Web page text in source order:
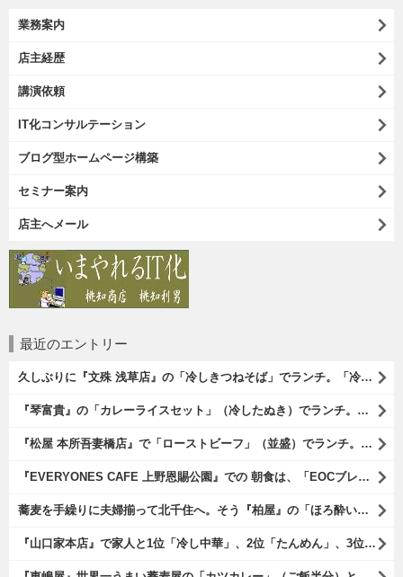
業務案内
店主経歴
講演依頼
IT化コンサルテーション
ブログ型ホームページ構築
セミナー案内
店主へメール
最近のエントリー
久しぶりに『文殊 浅草店』の「冷しきつねそば」でランチ。「冷しきつめそば」のうまさは甘さである。 あたしは思い出していたのだ。この甘さのせいで「きつねそば」を敬遠していたのか、と。 でも、うまかったのだよ（笑）。（文殊 浅草店：浅草一丁目：浅草地下街）
『琴富貴』の「カレーライスセット」（冷したぬき）でランチ。所謂「蕎麦屋のカレー」と『琴富貴』の夏の定番「冷したぬき」である。勿論、これはダブルでうまいのだよ（笑）。（琴富貴：墨田区吾妻橋1）
『松屋 本所吾妻橋店』で「ローストビーフ」（並盛）でランチ。「ローストビーフ」は2つのソースが掛かっている。オリジナルソースとレフォールソースだ。 はたしていかなるものなのかと期待しながら待てば、それは確りとうまかったのだよ（笑）。（松屋 本所吾妻橋店：墨田区吾妻橋三）
『EVERYONES CAFE 上野恩賜公園』での 朝食は、「EOCブレックファーストプレート」とセットで「アイスカフェラテ」をもらい、それから家人が「東京たまごを使ったパンケーキ キャラメルナッツ（2枚）」を頼んでみた。どれもがハイカラにうまいのだよ（笑）。（EVERYONES CAFE 上野恩賜公園：上野公園）
蕎麦を手繰りに夫婦揃って北千住へ。そう『柏屋』の「ほろ酔いセット」で一杯やったのだよ。ここは二駅離れた場所だけど、あたしの『街的』のようにくつろげる処だ。勿論、うまかったのだよ（笑）。（きそば 柏屋：足立区千住）
『山口家本店』で家人と1位「冷し中華」、2位「たんめん」、3位「かき氷」の順番通りのオーダーでランチ。なんの変哲もないものがうまいのは、当たり前だのクラッカーなのだと云爾（笑）。（山口家本店：千束通り商店街：浅草五丁目）